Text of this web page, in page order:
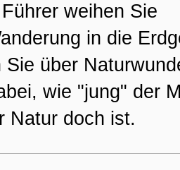
weihen Sie
in die
Sie über
wie "jung" der
Natur doch ist.